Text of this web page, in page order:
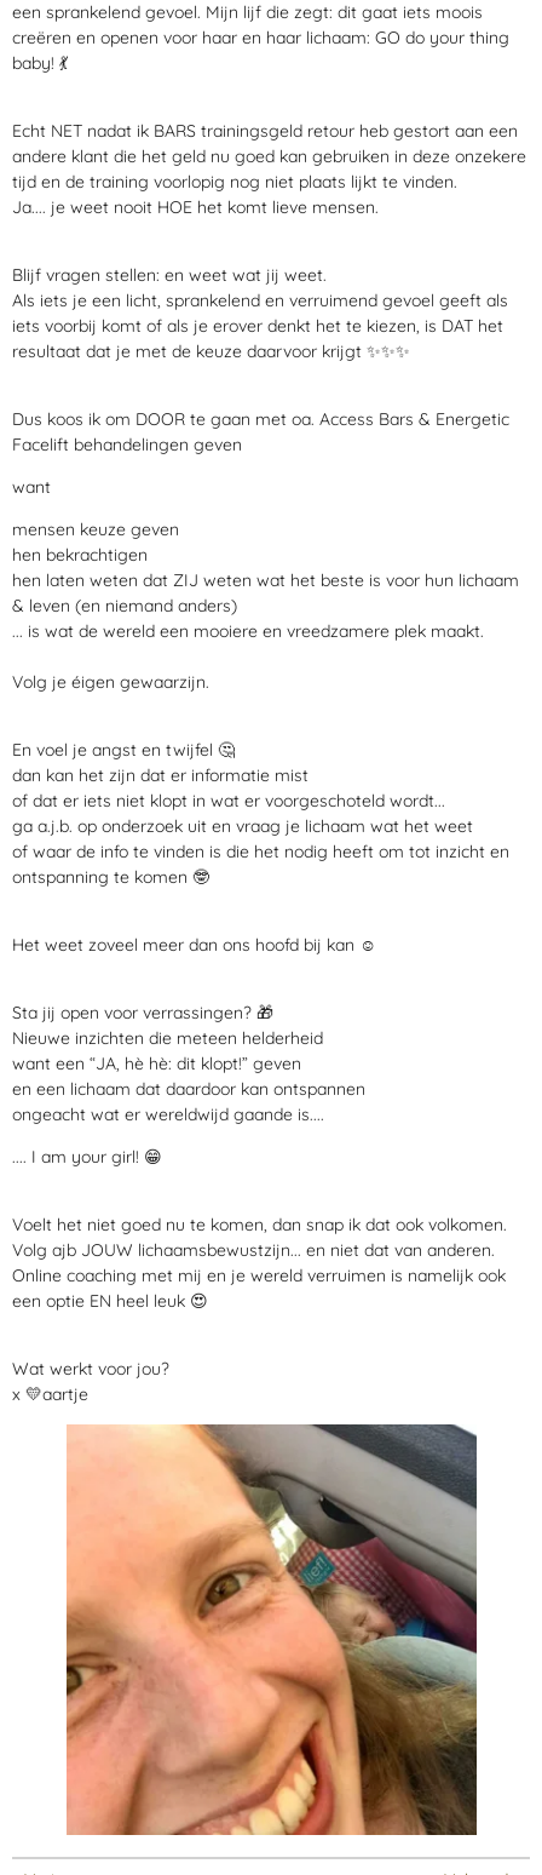
een sprankelend gevoel. Mijn lijf die zegt: dit gaat iets moois
creëren en openen voor haar en haar lichaam: GO do your thing
baby! 💃
Echt NET nadat ik BARS trainingsgeld retour heb gestort aan een
andere klant die het geld nu goed kan gebruiken in deze onzekere
tijd en de training voorlopig nog niet plaats lijkt te vinden.
Ja.... je weet nooit HOE het komt lieve mensen.
Blijf vragen stellen: en weet wat jij weet.
Als iets je een licht, sprankelend en verruimend gevoel geeft als
iets voorbij komt of als je erover denkt het te kiezen, is DAT het
resultaat dat je met de keuze daarvoor krijgt ✨✨✨
Dus koos ik om DOOR te gaan met oa. Access Bars & Energetic
Facelift behandelingen geven
want
mensen keuze geven
hen bekrachtigen
hen laten weten dat ZIJ weten wat het beste is voor hun lichaam
& leven (en niemand anders)
... is wat de wereld een mooiere en vreedzamere plek maakt.
Volg je éigen gewaarzijn.
En voel je angst en twijfel 🤔
dan kan het zijn dat er informatie mist
of dat er iets niet klopt in wat er voorgeschoteld wordt...
ga a.j.b. op onderzoek uit en vraag je lichaam wat het weet
of waar de info te vinden is die het nodig heeft om tot inzicht en
ontspanning te komen 🤓
Het weet zoveel meer dan ons hoofd bij kan ☺️
Sta jij open voor verrassingen? 🎁
Nieuwe inzichten die meteen helderheid
want een “JA, hè hè: dit klopt!” geven
en een lichaam dat daardoor kan ontspannen
ongeacht wat er wereldwijd gaande is....
.... I am your girl! 😁
Voelt het niet goed nu te komen, dan snap ik dat ook volkomen.
Volg ajb JOUW lichaamsbewustzijn... en niet dat van anderen.
Online coaching met mij en je wereld verruimen is namelijk ook
een optie EN heel leuk 😍
Wat werkt voor jou?
x 💛aartje